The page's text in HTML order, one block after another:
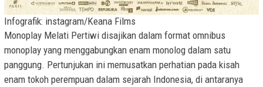
Infografik: instagram/Keana Films
Monoplay Melati Pertiwi disajikan dalam format omnibus
monoplay yang menggabungkan enam monolog dalam satu
panggung. Pertunjukan ini memusatkan perhatian pada kisah
enam tokoh perempuan dalam sejarah Indonesia, di antaranya